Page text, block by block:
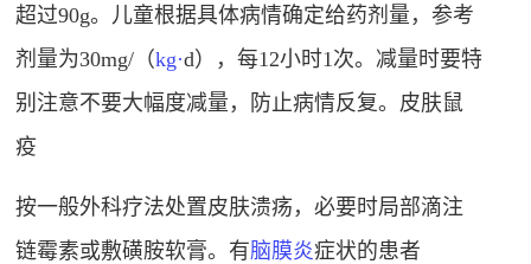
超过90g。儿童根据具体病情确定给药剂量，参考
剂量为30mg/（kg·d），每12小时1次。减量时要特
别注意不要大幅度减量，防止病情反复。皮肤鼠
疫
按一般外科疗法处置皮肤溃疡，必要时局部滴注
链霉素或敷磺胺软膏。有脑膜炎症状的患者